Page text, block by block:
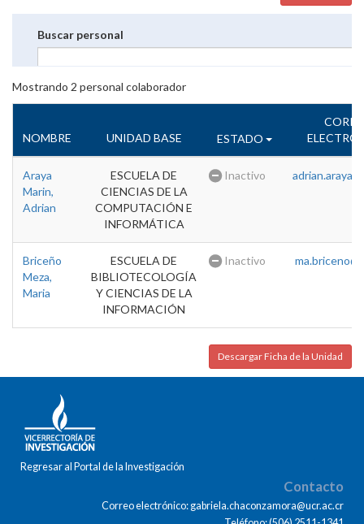
Buscar personal
Mostrando 2 personal colaborador
NOMBRE UNIDAD BASE ESTADO
Araya
Marin,
Adrian
ESCUELA DE
CIENCIAS DE LA
COMPUTACIÓN E
INFORMÁTICA
Inactivo
Briceño
Meza,
Maria
ESCUELA DE
BIBLIOTECOLOGÍA
Y CIENCIAS DE LA
INFORMACIÓN
Inactivo
Descargar Ficha de la Unidad
Regresar al Portal de la Investigación
Contacto
Correo electrónico: gabriela.chaconzamora@ucr.ac.cr